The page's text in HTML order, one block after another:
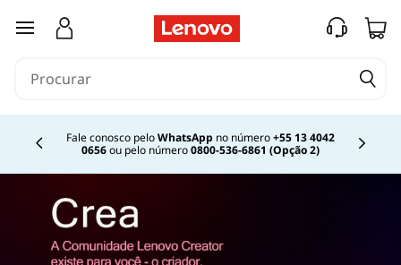
O
é
saltar para o conteúdo principal
Fale conosco peloWhatsApp no número+55 13 4042
0656ou pelo número0800-536-6861 (Opção 2)
Currently displaying item 2 of